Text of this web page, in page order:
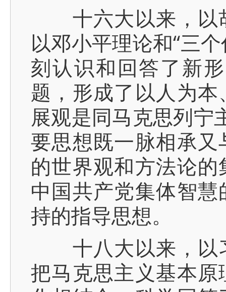
十六大以来，以
以邓小平理论和“三
刻认识和回答了新
题，形成了以人为
展观是同马克思列宁
要思想既一脉相承
的世界观和方法论
中国共产党集体智
持的指导思想。
十八大以来，以
把马克思主义基本